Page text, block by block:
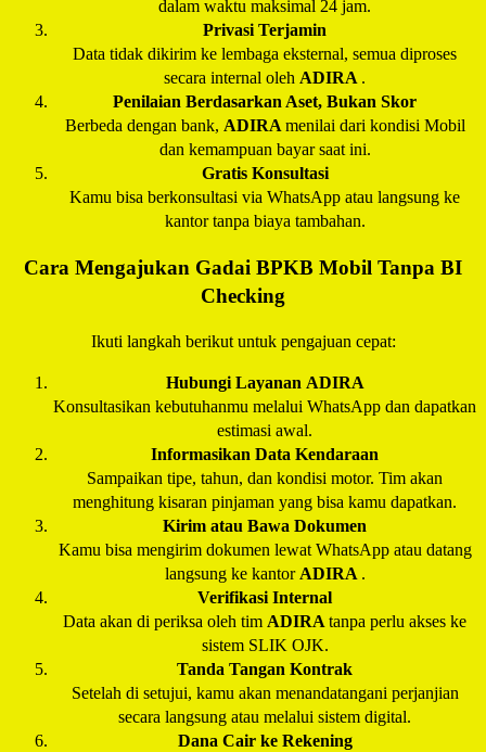
dalam waktu maksimal 24 jam.
Privasi Terjamin
Data tidak dikirim ke lembaga eksternal, semua diproses
secara internal oleh ADIRA .
Penilaian Berdasarkan Aset, Bukan Skor
Berbeda dengan bank, ADIRA menilai dari kondisi Mobil
dan kemampuan bayar saat ini.
Gratis Konsultasi
Kamu bisa berkonsultasi via WhatsApp atau langsung ke
kantor tanpa biaya tambahan.
Cara Mengajukan Gadai BPKB Mobil Tanpa BI
Checking
Ikuti langkah berikut untuk pengajuan cepat:
Hubungi Layanan ADIRA
Konsultasikan kebutuhanmu melalui WhatsApp dan dapatkan
estimasi awal.
Informasikan Data Kendaraan
Sampaikan tipe, tahun, dan kondisi motor. Tim akan
menghitung kisaran pinjaman yang bisa kamu dapatkan.
Kirim atau Bawa Dokumen
Kamu bisa mengirim dokumen lewat WhatsApp atau datang
langsung ke kantor ADIRA .
Verifikasi Internal
Data akan di periksa oleh tim ADIRA tanpa perlu akses ke
sistem SLIK OJK.
Tanda Tangan Kontrak
Setelah di setujui, kamu akan menandatangani perjanjian
secara langsung atau melalui sistem digital.
Dana Cair ke Rekening